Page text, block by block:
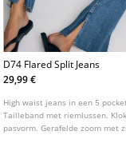
D74 Flared Split Jeans
29,99 €
High waist jeans in een 5
Tailleband met riemlussen.
pasvorm. Gerafelde zoom met